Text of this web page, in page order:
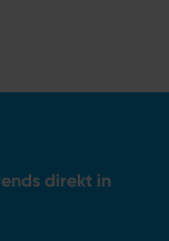
direkt in